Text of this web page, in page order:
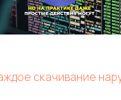
скачивание